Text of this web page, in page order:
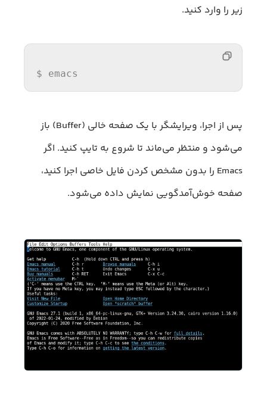
زیر را وارد کنید.
$ emacs
پس از اجرا، ویرایشگر با یک صفحه خالی (Buffer) باز
می‌شود و منتظر می‌ماند تا شروع به تایپ کنید. اگر
Emacs را بدون مشخص کردن فایل خاصی اجرا کنید،
صفحه خوش‌آمدگویی نمایش داده می‌شود.